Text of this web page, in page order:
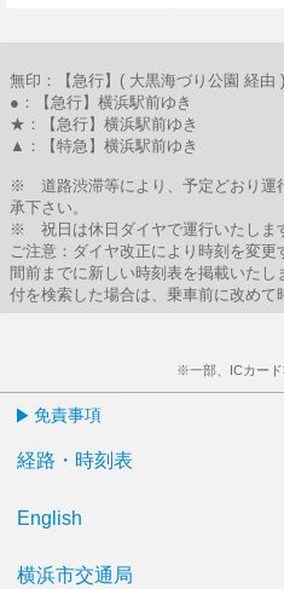
無印：【急行】( 大黒海づり公園 経由
●：【急行】横浜駅前ゆき
★：【急行】横浜駅前ゆき
▲：【特急】横浜駅前ゆき
※ 道路渋滞等により、予定どおり運
承下さい。
※ 祝日は休日ダイヤで運行いたしま
ご注意：ダイヤ改正により時刻を変更
間前までに新しい時刻表を掲載いた
付を検索した場合は、乗車前に改めて
※一部、ICカード
免責事項
経路・時刻表
English
横浜市交通局